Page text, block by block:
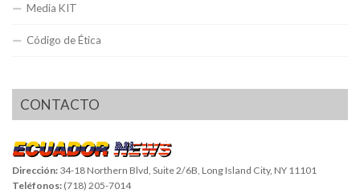
Media KIT
Código de Ética
CONTACTO
Dirección: 34-18 Northern Blvd, Suite 2/6B, Long Island City, NY 11101
Teléfonos: (718) 205-7014